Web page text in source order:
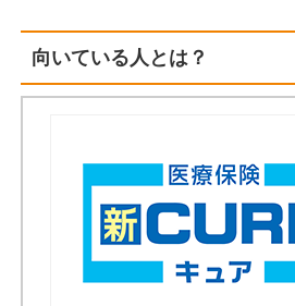
向いている人とは？